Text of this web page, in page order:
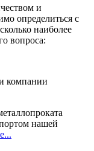
и
определиться с
наиболее
вопроса:
компании
нашей